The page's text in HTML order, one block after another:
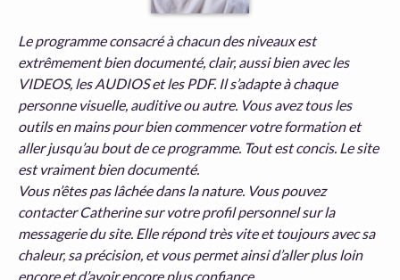
Le programme consacré à chacun des niveaux est
extrêmement bien documenté, clair, aussi bien avec les
VIDEOS, les AUDIOS et les PDF. Il s’adapte à chaque
personne visuelle, auditive ou autre. Vous avez tous les
outils en mains pour bien commencer votre formation et
aller jusqu’au bout de ce programme. Tout est concis. Le site
est vraiment bien documenté.
Vous n’êtes pas lâchée dans la nature. Vous pouvez
contacter Catherine sur votre profil personnel sur la
messagerie du site. Elle répond très vite et toujours avec sa
chaleur, sa précision, et vous permet ainsi d’aller plus loin
encore et d’avoir encore plus confiance.